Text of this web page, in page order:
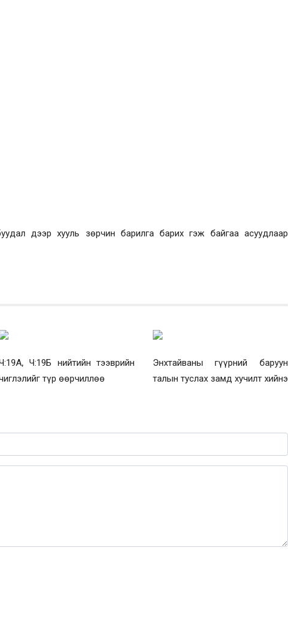
дээр хууль зөрчин барилга барих гэж байгаа асуудлаар
Ч:19Б нийтийн тээврийн
түр өөрчиллөө
Энхтайваны гүүрний баруун
талын туслах замд хучилт хийнэ